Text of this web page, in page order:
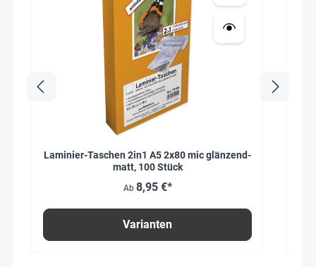
Laminier-Taschen 2in1 A5 2x80 mic glänzend-
matt, 100 Stück
Ab 8,95 €*
Varianten